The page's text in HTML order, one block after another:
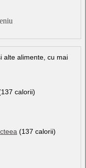
alte alimente, cu mai
calorii)
(137 calorii)